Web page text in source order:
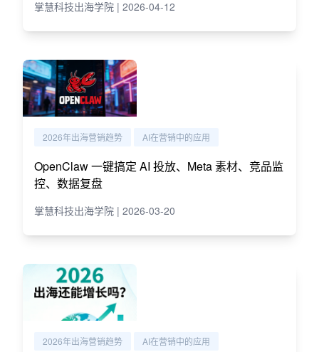
掌慧科技出海学院 | 2026-04-12
2026年出海营销趋势 AI在营销中的应用
OpenClaw 一键搞定 AI 投放、Meta 素材、竞品监
控、数据复盘
掌慧科技出海学院 | 2026-03-20
2026年出海营销趋势 AI在营销中的应用